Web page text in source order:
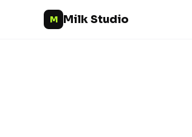
M Milk Studio